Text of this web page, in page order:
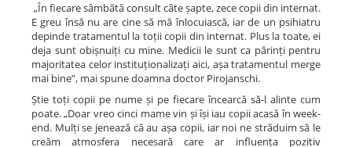
„În fiecare sâmbătă consult câte șapte, zece copii din internat.
E greu însă nu are cine să mă înlocuiască, iar de un psihiatru
depinde tratamentul la toții copii din internat. Plus la toate, ei
deja sunt obișnuiți cu mine. Medicii le sunt ca părinți pentru
majoritatea celor instituționalizați aici, așa tratamentul merge
mai bine”, mai spune doamna doctor Pirojanschi.
Știe toți copii pe nume și pe fiecare încearcă să-l alinte cum
poate. „Doar vreo cinci mame vin și își iau copii acasă în week-
end. Mulți se jenează că au așa copii, iar noi ne străduim să le
creăm atmosfera necesară care ar influența pozitiv